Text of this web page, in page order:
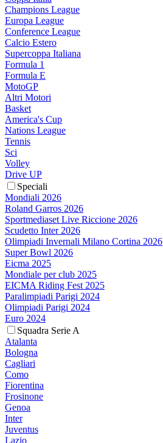
Champions League
Europa League
Conference League
Calcio Estero
Supercoppa Italiana
Formula 1
Formula E
MotoGP
Altri Motori
Basket
America's Cup
Nations League
Tennis
Sci
Volley
Drive UP
Speciali
Mondiali 2026
Roland Garros 2026
Sportmediaset Live Riccione 2026
Scudetto Inter 2026
Olimpiadi Invernali Milano Cortina 2026
Super Bowl 2026
Eicma 2025
Mondiale per club 2025
EICMA Riding Fest 2025
Paralimpiadi Parigi 2024
Olimpiadi Parigi 2024
Euro 2024
Squadra Serie A
Atalanta
Bologna
Cagliari
Como
Fiorentina
Frosinone
Genoa
Inter
Juventus
Lazio